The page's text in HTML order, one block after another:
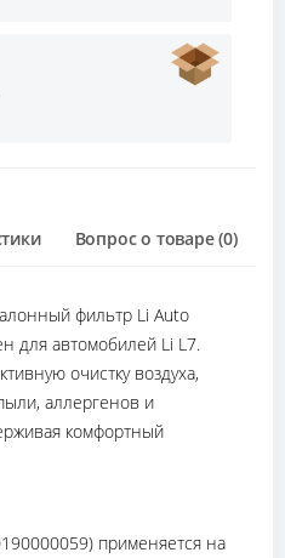
Вопрос о товаре (0)
фильтр Li Auto
для автомобилей Li L7.
очистку воздуха,
аллергенов и
комфортный
применяется на